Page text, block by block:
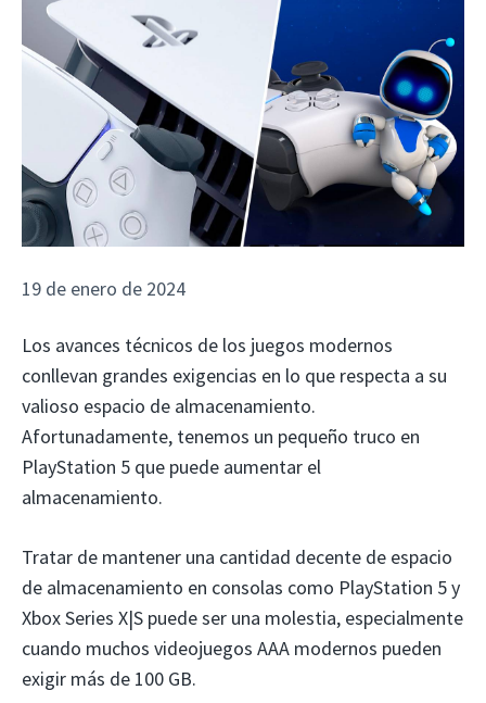
19 de enero de 2024
Los avances técnicos de los juegos modernos
conllevan grandes exigencias en lo que respecta a su
valioso espacio de almacenamiento.
Afortunadamente, tenemos un pequeño truco en
PlayStation 5 que puede aumentar el
almacenamiento.
Tratar de mantener una cantidad decente de espacio
de almacenamiento en consolas como PlayStation 5 y
Xbox Series X|S puede ser una molestia, especialmente
cuando muchos videojuegos AAA modernos pueden
exigir más de 100 GB.